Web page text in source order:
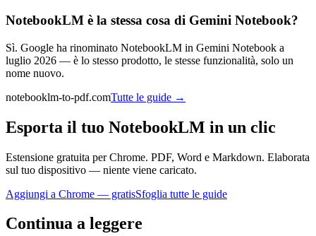
NotebookLM è la stessa cosa di Gemini Notebook?
Sì. Google ha rinominato NotebookLM in Gemini Notebook a
luglio 2026 — è lo stesso prodotto, le stesse funzionalità, solo un
nome nuovo.
notebooklm-to-pdf.comTutte le guide →
Esporta il tuo NotebookLM in un clic
Estensione gratuita per Chrome. PDF, Word e Markdown. Elaborata
sul tuo dispositivo — niente viene caricato.
Aggiungi a Chrome — gratisSfoglia tutte le guide
Continua a leggere